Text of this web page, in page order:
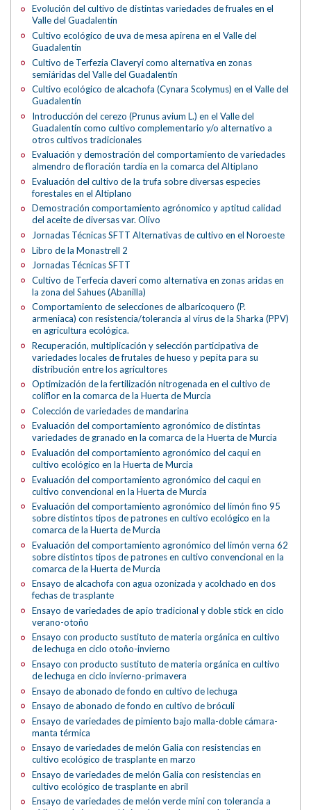
Evolución del cultivo de distintas variedades de fruales en el
Valle del Guadalentín
Cultivo ecológico de uva de mesa apirena en el Valle del
Guadalentín
Cultivo de Terfezia Claveryi como alternativa en zonas
semiáridas del Valle del Guadalentín
Cultivo ecológico de alcachofa (Cynara Scolymus) en el Valle del
Guadalentín
Introducción del cerezo (Prunus avium L.) en el Valle del
Guadalentín como cultivo complementario y/o alternativo a
otros cultivos tradicionales
Evaluación y demostración del comportamiento de variedades
almendro de floración tardía en la comarca del Altiplano
Evaluación del cultivo de la trufa sobre diversas especies
forestales en el Altiplano
Demostración comportamiento agrónomico y aptitud calidad
del aceite de diversas var. Olivo
Jornadas Técnicas SFTT Alternativas de cultivo en el Noroeste
Libro de la Monastrell 2
Jornadas Técnicas SFTT
Cultivo de Terfecia claveri como alternativa en zonas aridas en
la zona del Sahues (Abanilla)
Comportamiento de selecciones de albaricoquero (P.
armeniaca) con resistencia/tolerancia al virus de la Sharka (PPV)
en agricultura ecológica.
Recuperación, multiplicación y selección participativa de
variedades locales de frutales de hueso y pepita para su
distribución entre los agricultores
Optimización de la fertilización nitrogenada en el cultivo de
coliflor en la comarca de la Huerta de Murcia
Colección de variedades de mandarina
Evaluación del comportamiento agronómico de distintas
variedades de granado en la comarca de la Huerta de Murcia
Evaluación del comportamiento agronómico del caqui en
cultivo ecológico en la Huerta de Murcia
Evaluación del comportamiento agronómico del caqui en
cultivo convencional en la Huerta de Murcia
Evaluación del comportamiento agronómico del limón fino 95
sobre distintos tipos de patrones en cultivo ecológico en la
comarca de la Huerta de Murcia
Evaluación del comportamiento agronómico del limón verna 62
sobre distintos tipos de patrones en cultivo convencional en la
comarca de la Huerta de Murcia
Ensayo de alcachofa con agua ozonizada y acolchado en dos
fechas de trasplante
Ensayo de variedades de apio tradicional y doble stick en ciclo
verano-otoño
Ensayo con producto sustituto de materia orgánica en cultivo
de lechuga en ciclo otoño-invierno
Ensayo con producto sustituto de materia orgánica en cultivo
de lechuga en ciclo invierno-primavera
Ensayo de abonado de fondo en cultivo de lechuga
Ensayo de abonado de fondo en cultivo de bróculi
Ensayo de variedades de pimiento bajo malla-doble cámara-
manta térmica
Ensayo de variedades de melón Galia con resistencias en
cultivo ecológico de trasplante en marzo
Ensayo de variedades de melón Galia con resistencias en
cultivo ecológico de trasplante en abril
Ensayo de variedades de melón verde mini con tolerancia a